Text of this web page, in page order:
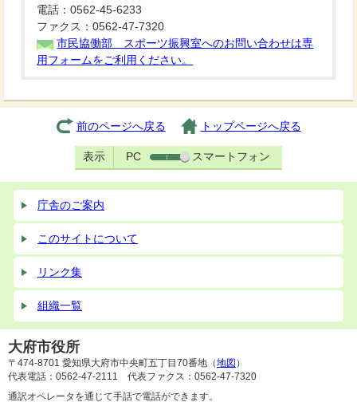
電話：0562-45-6233
ファクス：0562-47-7320
市民協働部 スポーツ振興室へのお問い合わせは専
用フォームをご利用ください。
前のページへ戻る トップページへ戻る
表示 PC スマートフォン
庁舎のご案内
このサイトについて
リンク集
組織一覧
大府市役所
〒474-8701 愛知県大府市中央町五丁目70番地（地図 ）
代表電話：0562-47-2111 代表ファクス：0562-47-7320
通訳オペレータを通じて手話で電話ができます。